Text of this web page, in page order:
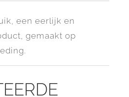
een eerlijk en
gemaakt op